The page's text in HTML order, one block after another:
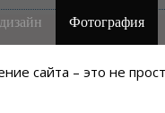
сайта – это не
Фотография